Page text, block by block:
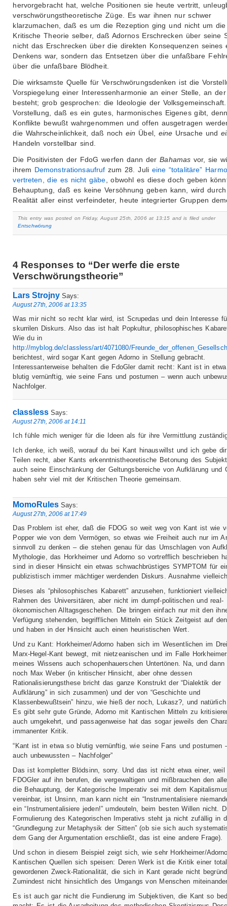
hervorgebracht hat, welche Positionen sie heute vertritt,
verschwörungstheoretische Züge. Es war ihnen nur schwer
klarzumachen, daß es um die Rezeption ging und nicht um die
Kritische Theorie selber, daß Adornos Erschrecken über seine
nicht das Erschrecken über die direkten Konsequenzen seines
Denkens war, sondern das Entsetzen über die unfaßbare
über die unfaßbare Blödheit.
Die wirksamste Quelle für Verschwörungsdenken ist die
Vorspiegelung einer Interessenharmonie an einer Stelle, an
besteht; grob gesprochen: die Ideologie der
Vorstellung, daß es ein gutes, harmonisches Eigenes gibt,
Konflikte bewußt wahrgenommen und offen ausgetragen
die Wahrscheinlichkeit, daß nochein Übel, eine Ursache und
Handeln vorstellbar sind.
Die Positivisten der FdoG werfen dann derBahamas vor, sie
ihrem Demonstrationsaufruf zum 28. Juli eine “totalitäre”
vertreten, die es nicht gäbe , obwohl es diese doch geben
Behauptung, daß es keine Versöhnung geben kann, wird
Realität aller einst verfeindeter, heute integrierter Gruppen
This entry was posted on Friday, August 25th, 2006 at 13:15 and is filed under
Entschwörung
4 Responses to “Der werfe die erste
Verschwörungstheorie”
Lars Strojny Says:
August 27th, 2006 at 13:35
Was mir nicht so recht klar wird, ist Scrupedas und dein Interesse
skurrilen Diskurs. Also das ist halt Popkultur, philosophisches
Wie du in
http://myblog.de/classless/art/4071080/
berichtest, wird sogar Kant gegen Adorno in Stellung gebracht.
Interessanterweise behalten die FdoGler damit recht: Kant ist in
blutig vernünftig, wie seine Fans und postumen – wenn auch
Nachfolger.
classless Says:
August 27th, 2006 at 14:11
Ich fühle mich weniger für die Ideen als für ihre Vermittlung
Ich denke, ich weiß, worauf du bei Kant hinauswillst und ich gebe
Teilen recht, aber Kants erkenntnistheoretische Betonung des
auch seine Einschränkung der Geltungsbereiche von Aufklärung und
haben sehr viel mit der Kritischen Theorie gemeinsam.
MomoRules Says:
August 27th, 2006 at 17:49
Das Problem ist eher, daß die FDOG so weit weg von Kant ist wie
Popper wie von dem Vermögen, so etwas wie Freiheit auch nur im
sinnvoll zu denken – die stehen genau für das Umschlagen von
Mythologie, das Horkheimer und Adorno so vortrefflich beschrieben
sind in dieser Hinsicht ein etwas schwachbrüstiges SYMPTOM für
publizistisch immer mächtiger werdenden Diskurs. Ausnahme
Dieses als “philosophisches Kabarett” anzusehen, funktioniert
Rahmen des Universitären, aber nicht im dumpf-politischen und real-
ökonomischen Alltagsgeschehen. Die bringen einfach nur mit den
Verfügung stehenden, begrifflichen Mitteln ein Stück Zeitgeist auf
und haben in der Hinsicht auch einen heuristischen Wert.
Und zu Kant: Horkheimer/Adorno haben sich im Wesentlichen im
Marx-Hegel-Kant bewegt, mit nietzeanischen und im Falle
meines Wissens auch schopenhauerschen Untertönen. Na, und dann
noch Max Weber (in kritischer Hinsicht, aber ohne dessen
Rationalisierungsthese bricht das ganze Konstrukt der “Dialektik der
Aufklärung” in sich zusammen) und der von “Geschichte und
Klassenbewußtsein” hinzu, wie hieß der noch, Lukasz?, und
Es gibt sehr gute Gründe, Adorno mit Kantischen Mitteln zu
auch umgekehrt, und passagenweise hat das sogar jeweils den
immanenter Kritik.
“Kant ist in etwa so blutig vernünftig, wie seine Fans und postumen
auch unbewussten – Nachfolger”
Das ist kompletter Blödsinn, sorry. Und das ist nicht etwa einer,
FDOGler auf ihn berufen, die vergewaltigen und mißbrauchen den
die Behauptung, der Kategorische Imperativ sei mit dem
vereinbar, ist Unsinn, man kann nicht ein “Instrumentalisiere
ein “Instrumentalisiere jeden!” umdeuteln, beim besten Willen nicht.
Formulierung des Kategorischen Imperativs steht ja nicht zufällig in
“Grundlegung zur Metaphysik der Sitten” (ob sie sich auch
dem Gang der Argumentation erschließt, das ist eine andere Frage).
Und schon in diesem Beispiel zeigt sich, wie sehr Horkheimer/
Kantischen Quellen sich speisen: Deren Werk ist die Kritik einer total
gewordenen Zweck-Rationalität, die sich in Kant gerade nicht
Zumindest nicht hinsichtlich des Umgangs von Menschen
Es ist auch gar nicht die Fundierung im Subjektiven, die Kant so